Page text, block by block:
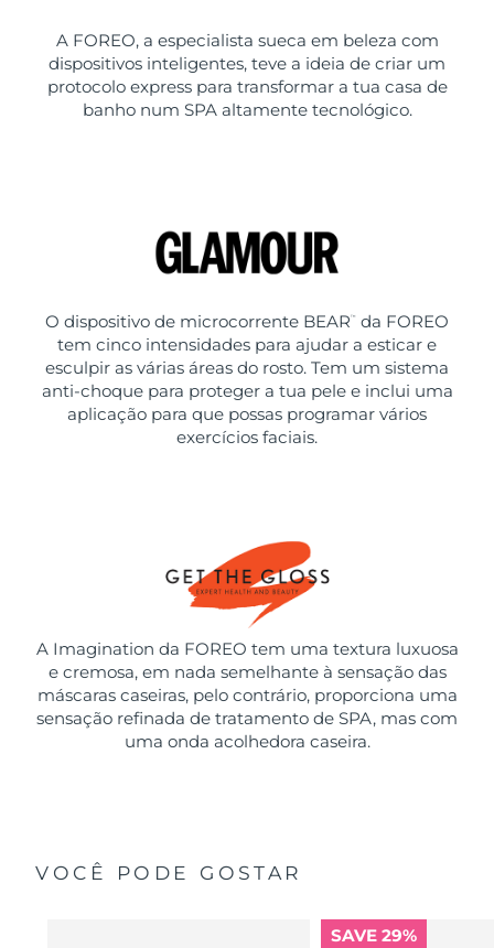
A FOREO, a especialista sueca em beleza com
dispositivos inteligentes, teve a ideia de criar um
protocolo express para transformar a tua casa de
banho num SPA altamente tecnológico.
O dispositivo de microcorrente BEAR ™
da FOREO
tem cinco intensidades para ajudar a esticar e
esculpir as várias áreas do rosto. Tem um sistema
anti-choque para proteger a tua pele e inclui uma
aplicação para que possas programar vários
exercícios faciais.
A Imagination da FOREO tem uma textura luxuosa
e cremosa, em nada semelhante à sensação das
máscaras caseiras, pelo contrário, proporciona uma
sensação refinada de tratamento de SPA, mas com
uma onda acolhedora caseira.
VOCÊ PODE GOSTAR
SAVE 29%